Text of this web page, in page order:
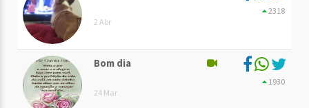
2 Abr
2318
Bom dia
24 Mar
1930